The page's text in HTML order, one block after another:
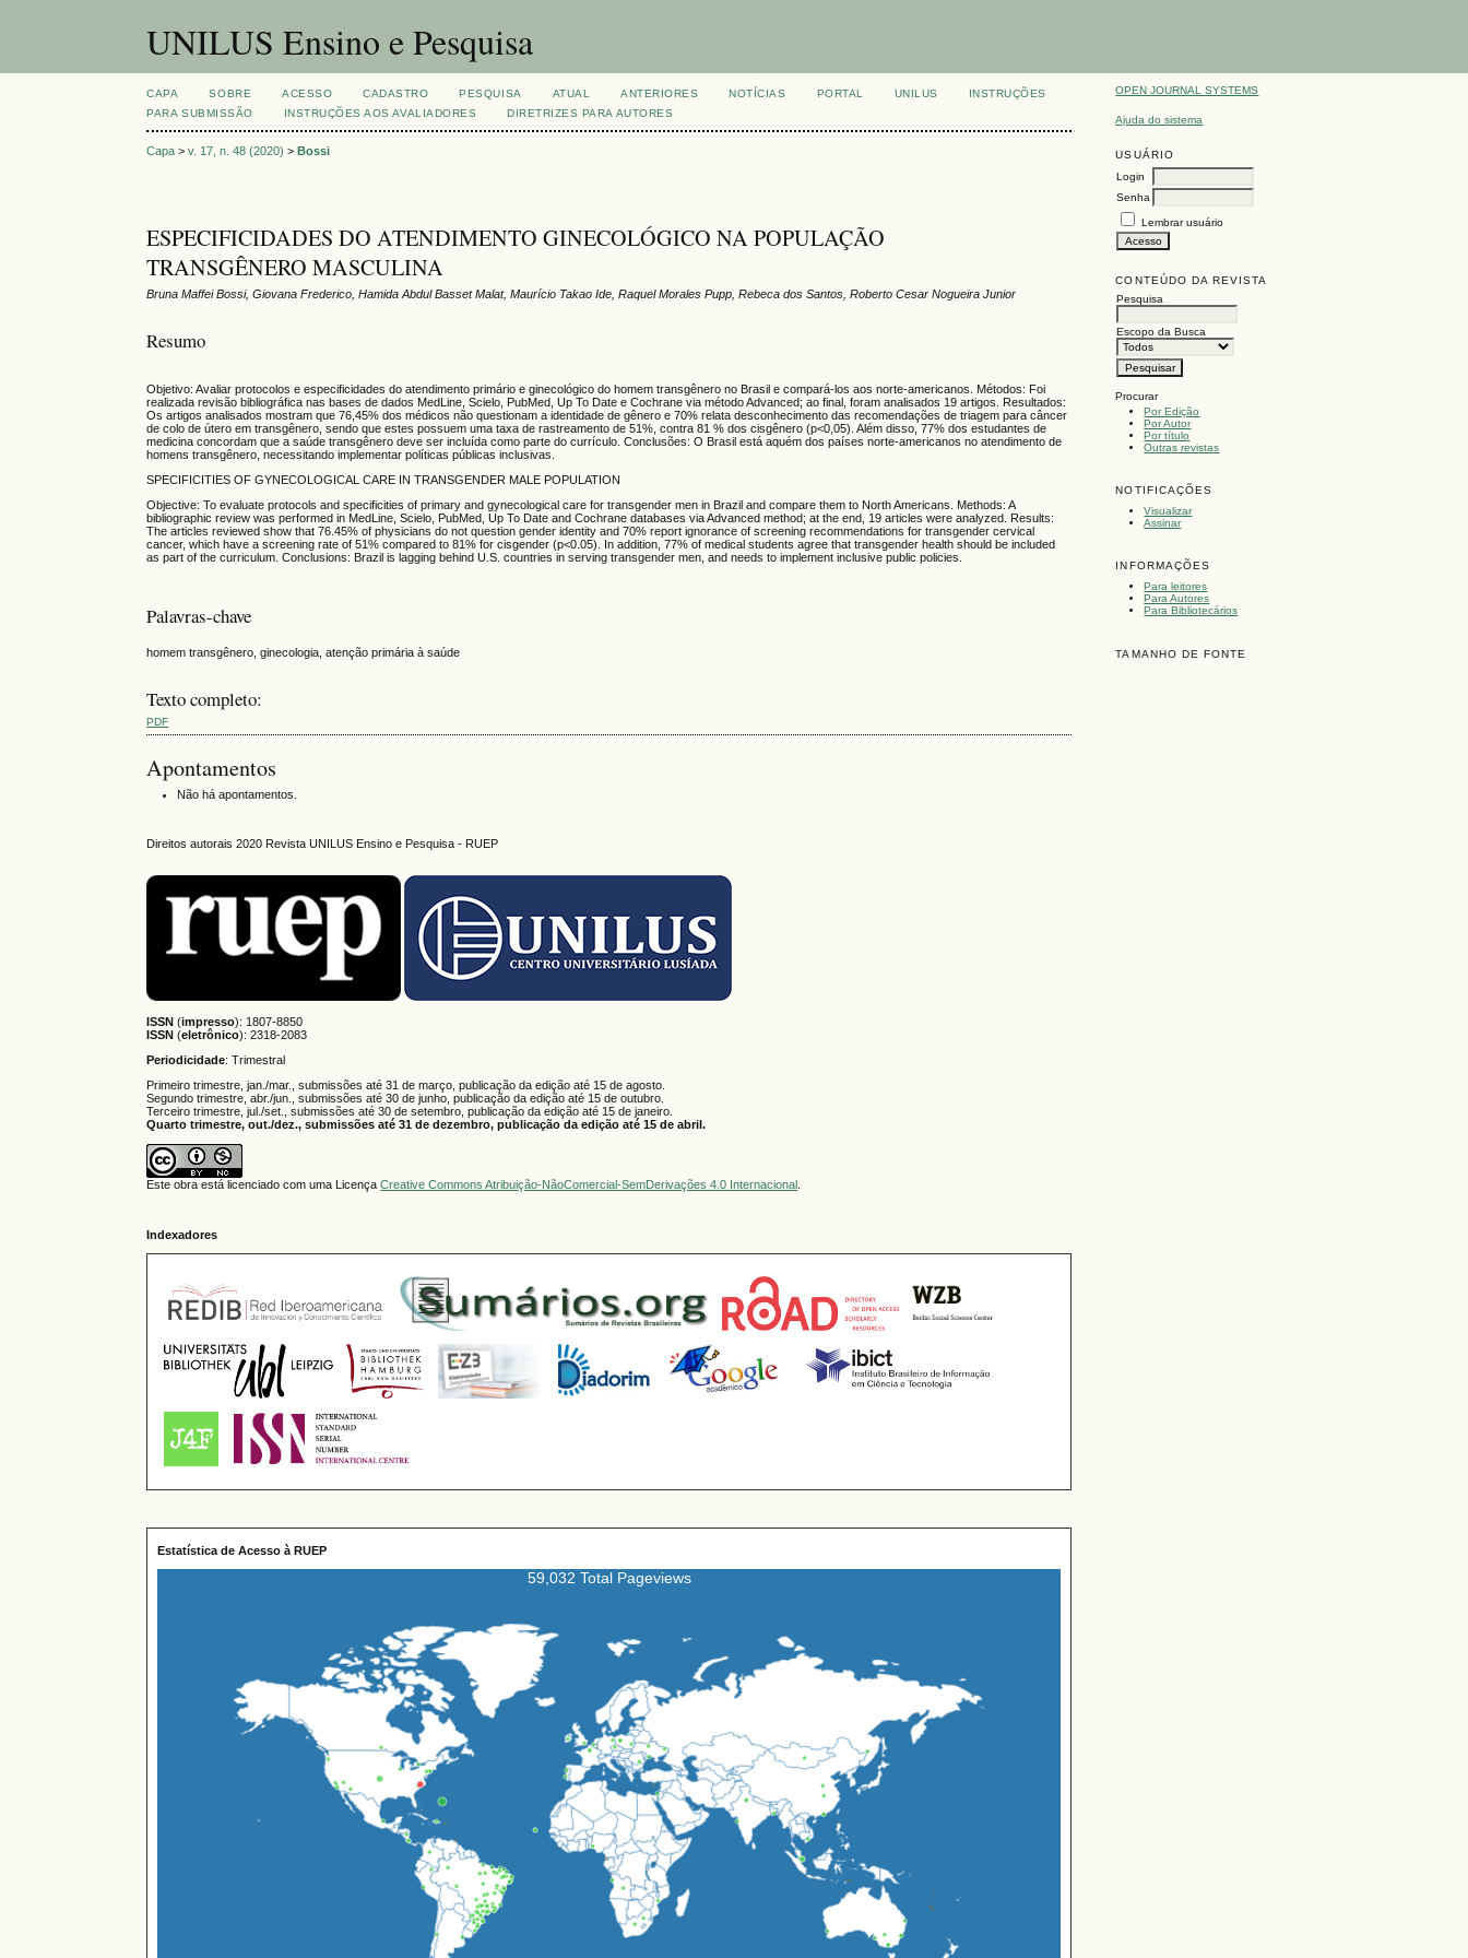
UNILUS Ensino e Pesquisa
OPEN JOURNAL SYSTEMS
Ajuda do sistema
USUÁRIO
Login
Senha
Lembrar usuário
CONTEÚDO DA REVISTA
Pesquisa
Escopo da Busca
Procurar
Por Edição
Por Autor
Por título
Outras revistas
NOTIFICAÇÕES
Visualizar
Assinar
INFORMAÇÕES
Para leitores
Para Autores
Para Bibliotecários
TAMANHO DE FONTE
CAPA SOBRE ACESSO CADASTRO PESQUISA ATUAL ANTERIORES NOTÍCIAS PORTAL UNILUS
INSTRUÇÕES
PARA SUBMISSÃO
INSTRUÇÕES AOS AVALIADORES DIRETRIZES PARA AUTORES
Capa >v. 17, n. 48 (2020) >Bossi
ESPECIFICIDADES DO ATENDIMENTO GINECOLÓGICO NA POPULAÇÃO
TRANSGÊNERO MASCULINA
Bruna Maffei Bossi, Giovana Frederico, Hamida Abdul Basset Malat, Maurício Takao Ide, Raquel Morales Pupp, Rebeca dos Santos, Roberto Cesar Nogueira Junior
Resumo
Objetivo: Avaliar protocolos e especificidades do atendimento primário e ginecológico do homem transgênero no Brasil e compará-los aos norte-americanos. Métodos: Foi
realizada revisão bibliográfica nas bases de dados MedLine, Scielo, PubMed, Up To Date e Cochrane via método Advanced; ao final, foram analisados 19 artigos. Resultados:
Os artigos analisados mostram que 76,45% dos médicos não questionam a identidade de gênero e 70% relata desconhecimento das recomendações de triagem para câncer
de colo de útero em transgênero, sendo que estes possuem uma taxa de rastreamento de 51%, contra 81 % dos cisgênero (p<0,05). Além disso, 77% dos estudantes de
medicina concordam que a saúde transgênero deve ser incluída como parte do currículo. Conclusões: O Brasil está aquém dos países norte-americanos no atendimento de
homens transgênero, necessitando implementar políticas públicas inclusivas.
SPECIFICITIES OF GYNECOLOGICAL CARE IN TRANSGENDER MALE POPULATION
Objective: To evaluate protocols and specificities of primary and gynecological care for transgender men in Brazil and compare them to North Americans. Methods: A
bibliographic review was performed in MedLine, Scielo, PubMed, Up To Date and Cochrane databases via Advanced method; at the end, 19 articles were analyzed. Results:
The articles reviewed show that 76.45% of physicians do not question gender identity and 70% report ignorance of screening recommendations for transgender cervical
cancer, which have a screening rate of 51% compared to 81% for cisgender (p<0.05). In addition, 77% of medical students agree that transgender health should be included
as part of the curriculum. Conclusions: Brazil is lagging behind U.S. countries in serving transgender men, and needs to implement inclusive public policies.
Palavras-chave
homem transgênero, ginecologia, atenção primária à saúde
Texto completo:
PDF
Apontamentos
Não há apontamentos.
Direitos autorais 2020 Revista UNILUS Ensino e Pesquisa - RUEP
ISSN (impresso): 1807-8850
ISSN (eletrônico):2318-2083
Periodicidade: Trimestral
Primeiro trimestre, jan./mar., submissões até 31 de março, publicação da edição até 15 de agosto.
Segundo trimestre, abr./jun., submissões até 30 de junho, publicação da edição até 15 de outubro.
Terceiro trimestre, jul./set., submissões até 30 de setembro, publicação da edição até 15 de janeiro.
Quarto trimestre, out./dez., submissões até 31 de dezembro, publicação da edição até 15 de abril.
Este obra está licenciado com uma LicençaCreative Commons Atribuição-NãoComercial-SemDerivações 4.0 Internacional
Indexadores
Estatística de Acesso à RUEP
59,032 Total Pageviews